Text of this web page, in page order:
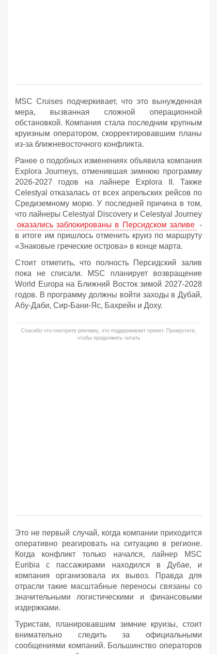
MSC Cruises подчеркивает, что это вынужденная
мера, вызванная сложной операционной
обстановкой. Компания стала последним крупным
круизным оператором, скорректировавшим планы
из-за ближневосточного конфликта.
Ранее о подобных изменениях объявила компания
Explora Journeys, отменившая зимнюю программу
2026-2027 годов на лайнере Explora II. Также
Celestyal отказалась от всех апрельских рейсов по
Средиземному морю. У последней причина в том,
что лайнеры Celestyal Discovery и Celestyal Journey
оказались заблокированы в Персидском заливе -
в итоге им пришлось отменить круиз по маршруту
«Знаковые греческие острова» в конце марта.
Стоит отметить, что полность Персидский залив
пока не списали. MSC планирует возвращение
World Europa на Ближний Восток зимой 2027-2028
годов. В программу должны войти заходы в Дубай,
Абу-Даби, Сир-Бани-Яс, Бахрейн и Доху.
Спасибо что смотрите рекламу, это поддерживает проект. Прокрутите,
чтобы продолжить читать
Это не первый случай, когда компании приходится
оперативно реагировать на ситуацию в регионе.
Когда конфликт только начался, лайнер MSC
Euribia с пассажирами находился в Дубае, и
компания организовала их вывоз. Правда для
отрасли такие масштабные переносы связаны со
значительными логистическими и финансовыми
издержками.
Туристам, планировавшим зимние круизы, стоит
внимательно следить за официальными
сообщениями компаний. Большинство операторов